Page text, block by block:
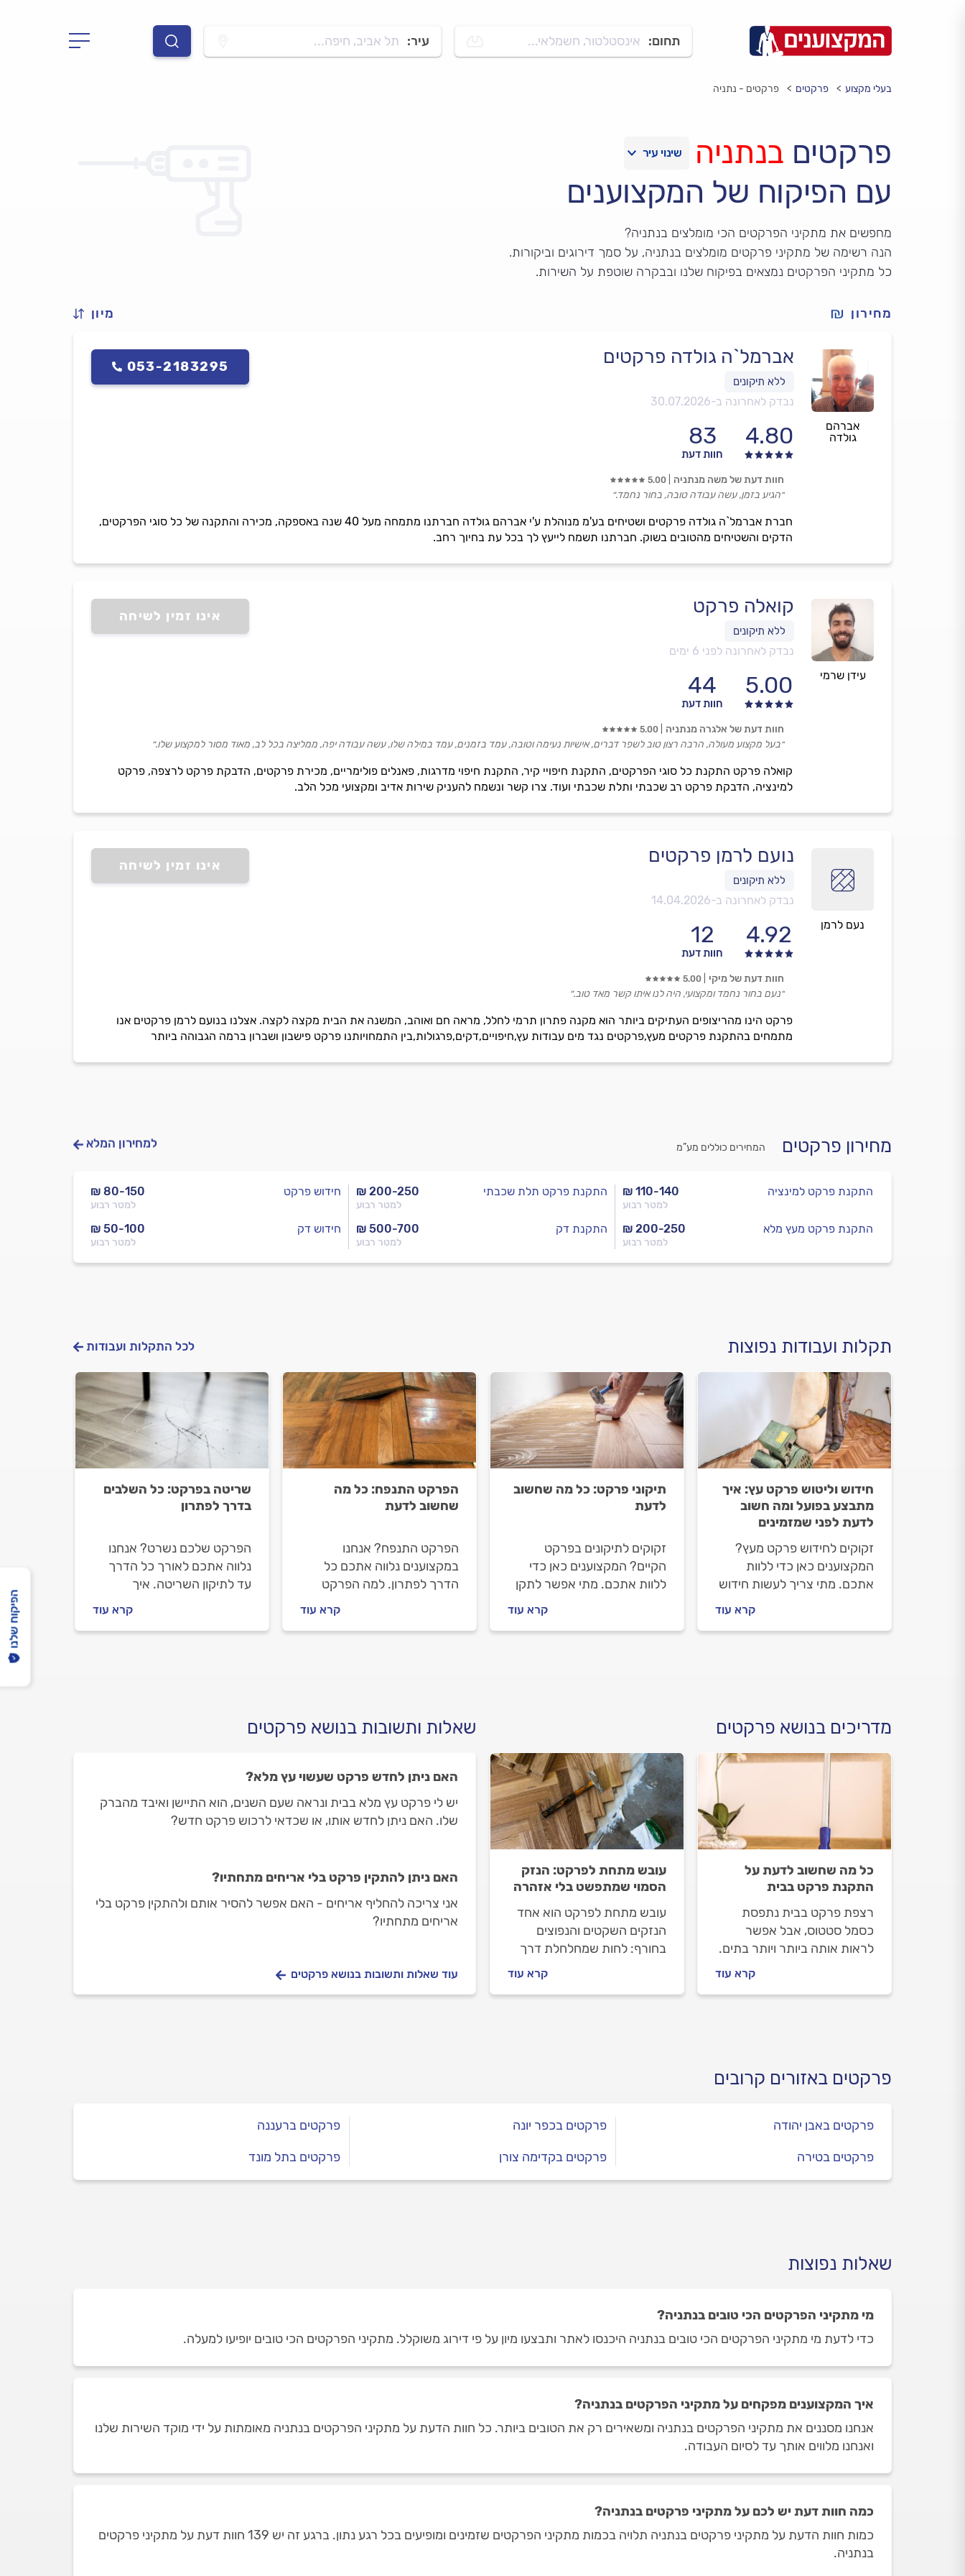
תחום: אינסטלטור, חשמלאי... עיר: תל אביב, חיפה...
בעלי מקצוע פרקטים פרקטים - נתניה
פרקטים בנתניה
עם הפיקוח של המקצוענים
מחפשים את מתקיני הפרקטים הכי מומלצים בנתניה?
הנה רשימה של מתקיני פרקטים מומלצים בנתניה, על סמך דירוגים וביקורות.
כל מתקיני הפרקטים נמצאים בפיקוח שלנו ובבקרה שוטפת על השירות.
מחירון מיון
אברהם
גולדה
אברמל`ה גולדה פרקטים
נבדק לאחרונה ב-30.07.2026
4.80
83
חוות דעת
053-2183295
חברת אברמל`ה גולדה פרקטים ושטיחים בע'מ מנוהלת ע'י אברהם גולדה חברתנו מתמחה מעל 40 שנה באספקה, מכירה והתקנה של כל סוגי הפרקטים,
הדקים והשטיחים מהטובים בשוק. חברתנו תשמח לייעץ לך בכל עת בחיוך רחב.
חוות דעת של משה מנתניה 5.00
״הגיע בזמן, עשה עבודה טובה, בחור נחמד.״
עידן שרמי
קואלה פרקט
נבדק לאחרונה לפני 6 ימים
5.00
44
חוות דעת
אינו זמין לשיחה
קואלה פרקט התקנת כל סוגי הפרקטים, התקנת חיפויי קיר, התקנת חיפוי מדרגות, פאנלים פולימריים, מכירת פרקטים, הדבקת פרקט לרצפה, פרקט
למינציה, הדבקת פרקט רב שכבתי ותלת שכבתי ועוד. צרו קשר ונשמח להעניק שירות אדיב ומקצועי מכל הלב.
חוות דעת של אלגרה מנתניה 5.00
״בעל מקצוע מעולה, הרבה רצון טוב לשפר דברים, אישיות נעימה וטובה, עמד בזמנים, עמד במילה שלו, עשה עבודה יפה, ממליצה בכל לב, מאוד מסור למקצוע שלו.״
נעם לרמן
נועם לרמן פרקטים
נבדק לאחרונה ב-14.04.2026
4.92
12
חוות דעת
אינו זמין לשיחה
פרקט הינו מהריצופים העתיקים ביותר הוא מקנה פתרון תרמי לחלל, מראה חם ואוהב, המשנה את הבית מקצה לקצה. אצלנו בנועם לרמן פרקטים אנו
מתמחים בהתקנת פרקטים מעץ,פרקטים נגד מים עבודות עץ,חיפויים,דקים,פרגולות,בין התמחויותנו פרקט פישבון ושברון ברמה הגבוהה ביותר
חוות דעת של מיקי 5.00
״נעם בחור נחמד ומקצועי, היה לנו איתו קשר מאד טוב.״
מחירון פרקטים המחירים כוללים מע”מ למחירון המלא
₪ 110-140
למטר רבוע
התקנת פרקט למינציה
₪ 200-250
למטר רבוע
התקנת פרקט מעץ מלא
₪ 200-250
למטר רבוע
התקנת פרקט תלת שכבתי
₪ 500-700
למטר רבוע
התקנת דק
₪ 80-150
למטר רבוע
חידוש פרקט
₪ 50-100
למטר רבוע
חידוש דק
תקלות ועבודות נפוצות לכל התקלות ועבודות
חידוש וליטוש פרקט עץ: איך
מתבצע בפועל ומה חשוב
לדעת לפני שמזמינים
זקוקים לחידוש פרקט מעץ?
המקצוענים כאן כדי ללוות
אתכם. מתי צריך לעשות חידוש
מתנהלים מול מתקין הפרקטים
וכמה עולה חידוש פרקט? כל
קרא עוד
תיקוני פרקט: כל מה שחשוב
לדעת
זקוקים לתיקונים בפרקט
הקיים? המקצוענים כאן כדי
ללוות אתכם. מתי אפשר לתקן
להיעזר בבעל מקצוע כולל, איך
מתנהלים מול וכמה זה יעלה?
קרא עוד
הפרקט התנפח: כל מה
שחשוב לדעת
הפרקט התנפח? אנחנו
במקצוענים נלווה אתכם כל
הדרך לפתרון. למה הפרקט
קרא עוד
שריטה בפרקט: כל השלבים
בדרך לפתרון
הפרקט שלכם נשרט? אנחנו
נלווה אתכם לאורך כל הדרך
עד לתיקון השריטה. איך
מתחילים.
קרא עוד
מדריכים בנושא פרקטים
כל מה שחשוב לדעת על
התקנת פרקט בבית
רצפת פרקט בבית נתפסת
כסמל סטטוס, אבל אפשר
לראות אותה ביותר ויותר בתים.
מתלבטים – נשתדל לעשות
לכם קצת סדר.
קרא עוד
עובש מתחת לפרקט: הנזק
הסמוי שמתפשט בלי אזהרה
עובש מתחת לפרקט הוא אחד
הנזקים השקטים והנפוצים
בחורף: לחות שמחלחלת דרך
ונפיחות שמופיעה רק כשהמצב
כבר חמור. מדריך שמסביר איך
קרא עוד
שאלות ותשובות בנושא פרקטים
האם ניתן לחדש פרקט שעשוי עץ מלא?
יש לי פרקט עץ מלא בבית ונראה שעם השנים, הוא התיישן ואיבד מהברק
שלו. האם ניתן לחדש אותו, או שכדאי לרכוש פרקט חדש?
האם ניתן להתקין פרקט בלי אריחים מתחתיו?
אני צריכה להחליף אריחים - האם אפשר להסיר אותם ולהתקין פרקט בלי
אריחים מתחתיו?
עוד שאלות ותשובות בנושא פרקטים
פרקטים באזורים קרובים
פרקטים באבן יהודה
פרקטים בטירה
פרקטים בכפר יונה
פרקטים בקדימה צורן
פרקטים ברעננה
פרקטים בתל מונד
שאלות נפוצות
מי מתקיני הפרקטים הכי טובים בנתניה?
כדי לדעת מי מתקיני הפרקטים הכי טובים בנתניה היכנסו לאתר ותבצעו מיון על פי דירוג משוקלל. מתקיני הפרקטים הכי טובים יופיעו למעלה.
איך המקצוענים מפקחים על מתקיני הפרקטים בנתניה?
אנחנו מסננים את מתקיני הפרקטים בנתניה ומשאירים רק את הטובים ביותר. כל חוות הדעת על מתקיני הפרקטים בנתניה מאומתות על ידי מוקד השירות שלנו
ואנחנו מלווים אותך עד לסיום העבודה.
כמה חוות דעת יש לכם על מתקיני פרקטים בנתניה?
כמות חוות הדעת על מתקיני פרקטים בנתניה תלויה בכמות מתקיני הפרקטים שזמינים ומופיעים בכל רגע נתון. ברגע זה יש 139 חוות דעת על מתקיני פרקטים
בנתניה.
הפיקוח שלנו